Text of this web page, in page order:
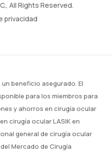
All Rights Reserved.
privacidad
beneficio asegurado. El
para los miembros para
y ahorros en cirugía ocular
cirugía ocular LASIK en
general de cirugía ocular
Mercado de Cirugía